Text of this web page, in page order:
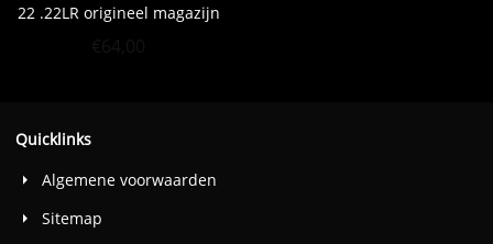
22 .22LR origineel magazijn
Quicklinks
Algemene voorwaarden
Sitemap